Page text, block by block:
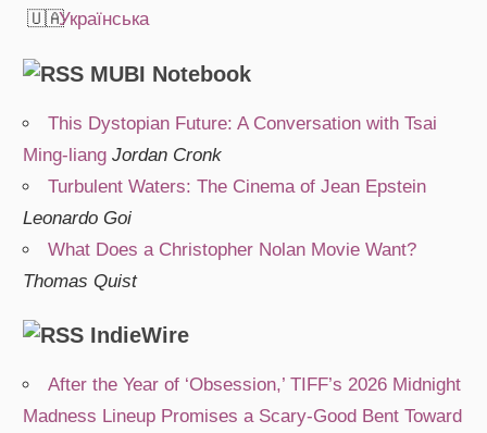
Українська
MUBI Notebook
This Dystopian Future: A Conversation with Tsai
Ming-liang Jordan Cronk
Turbulent Waters: The Cinema of Jean Epstein
Leonardo Goi
What Does a Christopher Nolan Movie Want?
Thomas Quist
IndieWire
After the Year of ‘Obsession,’ TIFF’s 2026 Midnight
Madness Lineup Promises a Scary-Good Bent Toward